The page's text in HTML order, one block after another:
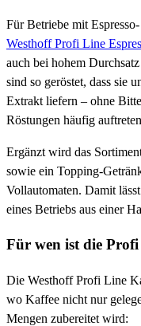
Für Betriebe mit
Westhoff Profi Line
auch bei hohem
sind so geröstet, dass sie
Extrakt liefern – ohne
Röstungen häufig
Ergänzt wird das
sowie ein Topping-
Vollautomaten. Damit
eines Betriebs aus einer
Für wen ist die Profi
Die Westhoff Profi Line
wo Kaffee nicht nur
Mengen zubereitet wird: